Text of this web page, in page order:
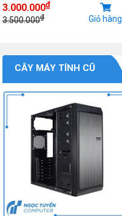
3.000.000₫
3.500.000₫ Giỏ hàng
CÂY MÁY TÍNH CŨ